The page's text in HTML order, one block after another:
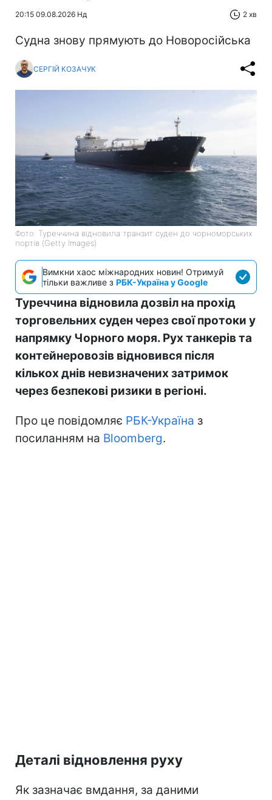
20:15 09.08.2026 Нд 2 хв
Судна знову прямують до Новоросійська
СЕРГІЙ КОЗАЧУК
Фото: Туреччина відновила транзит суден до чорноморських
портів (Getty Images)
Вимкни хаос міжнародних новин! Отримуй
тільки важливе з РБК-Україна у Google
Туреччина відновила дозвіл на прохід
торговельних суден через свої протоки у
напрямку Чорного моря. Рух танкерів та
контейнеровозів відновився після
кількох днів невизначених затримок
через безпекові ризики в регіоні.
Про це повідомляє РБК-Україна з
посиланням на Bloomberg.
Деталі відновлення руху
Як зазначає вмдання, за даними